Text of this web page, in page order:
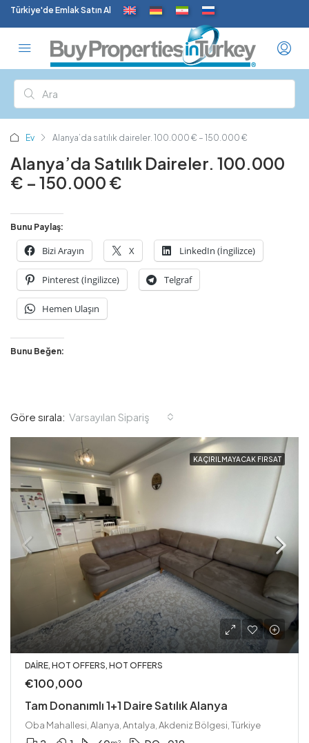
Türkiye'de Emlak Satın Al
Ev Alanya’da satılık daireler. 100.000 € – 150.000 €
Alanya’da Satılık Daireler. 100.000
€ – 150.000 €
Bunu Paylaş:
Bizi Arayın X LinkedIn (İngilizce)
Pinterest (İngilizce) Telgraf
Hemen Ulaşın
Bunu Beğen:
Göre sırala: Varsayılan Sipariş
KAÇIRILMAYACAK FIRSAT
DAIRE, HOT OFFERS, HOT OFFERS
€100,000
Tam Donanımlı 1+1 Daire Satılık Alanya
Oba Mahallesi, Alanya, Antalya, Akdeniz Bölgesi, Türkiye